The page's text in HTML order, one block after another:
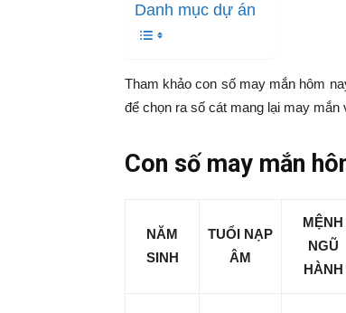
Bé
|
mỗi
Danh mục dự án
Tham khảo con số may mắn hôm
để chọn ra số cát mang lại may mắn
Con số may mắn
NĂM
SINH
TUỔI NẠP
ÂM
MỆNH
NGŨ
HÀNH